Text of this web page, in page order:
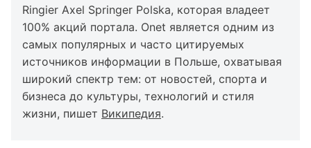
Ringier Axel Springer Polska, которая владеет
100% акций портала. Onet является одним из
самых популярных и часто цитируемых
источников информации в Польше, охватывая
широкий спектр тем: от новостей, спорта и
бизнеса до культуры, технологий и стиля
жизни, пишет Википедия.